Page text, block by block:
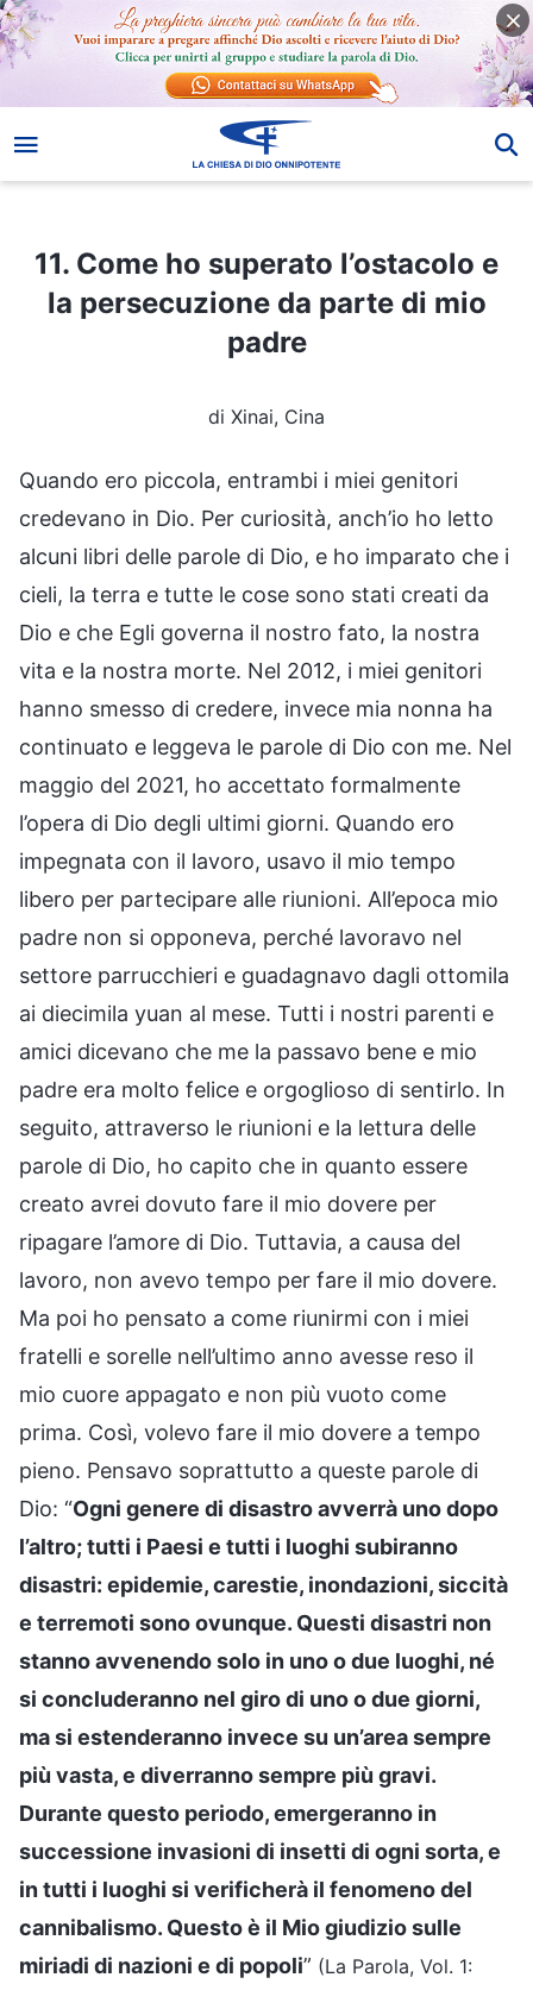
11. Come ho superato l’ostacolo e
la persecuzione da parte di mio
padre
di Xinai, Cina
Quando ero piccola, entrambi i miei genitori
credevano in Dio. Per curiosità, anch’io ho letto
alcuni libri delle parole di Dio, e ho imparato che i
cieli, la terra e tutte le cose sono stati creati da
Dio e che Egli governa il nostro fato, la nostra
vita e la nostra morte. Nel 2012, i miei genitori
hanno smesso di credere, invece mia nonna ha
continuato e leggeva le parole di Dio con me. Nel
maggio del 2021, ho accettato formalmente
l’opera di Dio degli ultimi giorni. Quando ero
impegnata con il lavoro, usavo il mio tempo
libero per partecipare alle riunioni. All’epoca mio
padre non si opponeva, perché lavoravo nel
settore parrucchieri e guadagnavo dagli ottomila
ai diecimila yuan al mese. Tutti i nostri parenti e
amici dicevano che me la passavo bene e mio
padre era molto felice e orgoglioso di sentirlo. In
seguito, attraverso le riunioni e la lettura delle
parole di Dio, ho capito che in quanto essere
creato avrei dovuto fare il mio dovere per
ripagare l’amore di Dio. Tuttavia, a causa del
lavoro, non avevo tempo per fare il mio dovere.
Ma poi ho pensato a come riunirmi con i miei
fratelli e sorelle nell’ultimo anno avesse reso il
mio cuore appagato e non più vuoto come
prima. Così, volevo fare il mio dovere a tempo
pieno. Pensavo soprattutto a queste parole di
Dio: “Ogni genere di disastro avverrà uno dopo
l’altro; tutti i Paesi e tutti i luoghi subiranno
disastri: epidemie, carestie, inondazioni, siccità
e terremoti sono ovunque. Questi disastri non
stanno avvenendo solo in uno o due luoghi, né
si concluderanno nel giro di uno o due giorni,
ma si estenderanno invece su un’area sempre
più vasta, e diverranno sempre più gravi.
Durante questo periodo, emergeranno in
successione invasioni di insetti di ogni sorta, e
in tutti i luoghi si verificherà il fenomeno del
cannibalismo. Questo è il Mio giudizio sulle
miriadi di nazioni e di popoli” (La Parola, Vol. 1: